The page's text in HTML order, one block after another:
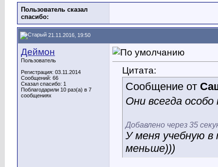
Пользователь сказал
cпасибо:
21.11.2016, 19:50
Деймон
Пользователь
Регистрация: 03.11.2014
Сообщений: 66
Сказал спасибо: 1
Поблагодарили 10 раз(а) в 7
сообщениях
Цитата:
Сообщение от
Они всегда
Добавлено через 35
У меня учебную в
меньше)))